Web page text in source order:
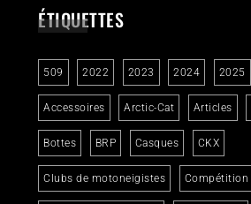
ÉTIQUETTES
509 2022 2023 2024 2025
Accessoires Arctic-Cat Articles
Bottes BRP Casques CKX
Clubs de motoneigistes Compétition